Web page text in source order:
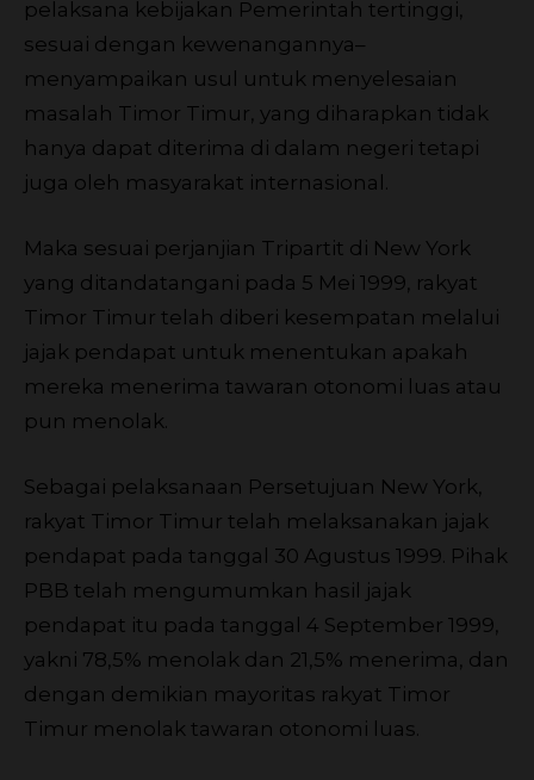
pelaksana kebijakan Pemerintah tertinggi,
sesuai dengan kewenangannya–
menyampaikan usul untuk menyelesaian
masalah Timor Timur, yang diharapkan tidak
hanya dapat diterima di dalam negeri tetapi
juga oleh masyarakat internasional.
Maka sesuai perjanjian Tripartit di New York
yang ditandatangani pada 5 Mei 1999, rakyat
Timor Timur telah diberi kesempatan melalui
jajak pendapat untuk menentukan apakah
mereka menerima tawaran otonomi luas atau
pun menolak.
Sebagai pelaksanaan Persetujuan New York,
rakyat Timor Timur telah melaksanakan jajak
pendapat pada tanggal 30 Agustus 1999. Pihak
PBB telah mengumumkan hasil jajak
pendapat itu pada tanggal 4 September 1999,
yakni 78,5% menolak dan 21,5% menerima, dan
dengan demikian mayoritas rakyat Timor
Timur menolak tawaran otonomi luas.